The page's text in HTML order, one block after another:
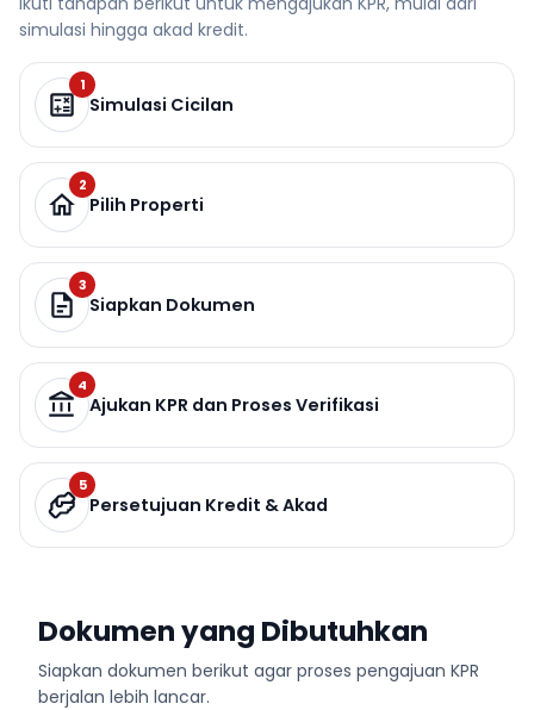
simulasi hingga akad kredit.
1
Simulasi Cicilan
2
Pilih Properti
3
Siapkan Dokumen
4
Ajukan KPR dan Proses Verifikasi
5
Persetujuan Kredit & Akad
Dokumen yang Dibutuhkan
Siapkan dokumen berikut agar proses pengajuan KPR
berjalan lebih lancar.